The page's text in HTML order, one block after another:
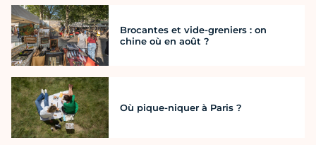
Brocantes et vide-greniers : on
chine où en août ?
Où pique-niquer à Paris ?